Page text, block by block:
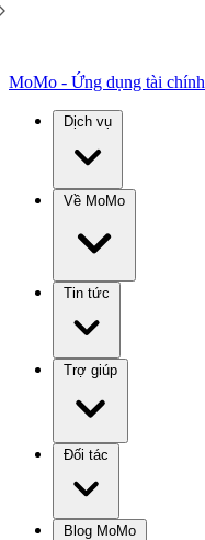
MoMo - Ứng dụng tài chính
Dịch vụ
Về MoMo
Tin tức
Trợ giúp
Đối tác
Blog MoMo